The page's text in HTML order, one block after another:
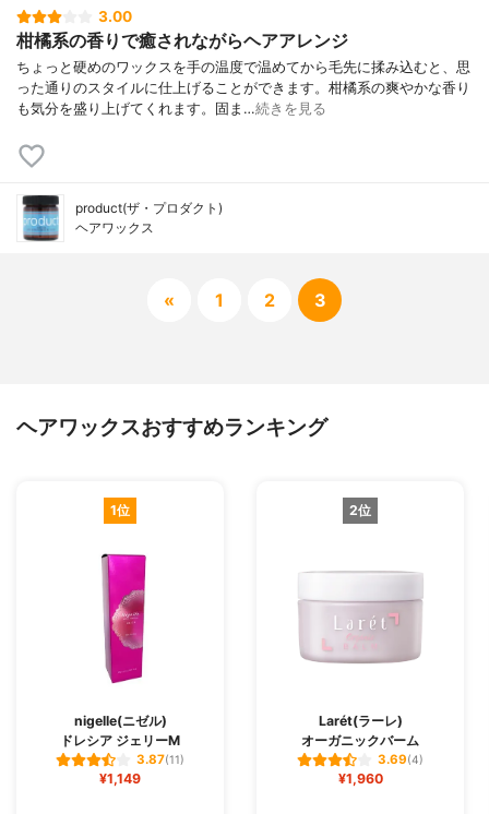
3.00
柑橘系の香りで癒されながらヘアアレンジ
ちょっと硬めのワックスを手の温度で温めてから毛先に揉み込むと、思
った通りのスタイルに仕上げることができます。柑橘系の爽やかな香り
も気分を盛り上げてくれます。固ま…続きを見る
product(ザ・プロダクト)
ヘアワックス
« 1 2 3
ヘアワックスおすすめランキング
1位
nigelle(ニゼル)
ドレシア ジェリーM
3.87(11)
¥1,149
2位
Larét(ラーレ)
オーガニックバーム
3.69(4)
¥1,960